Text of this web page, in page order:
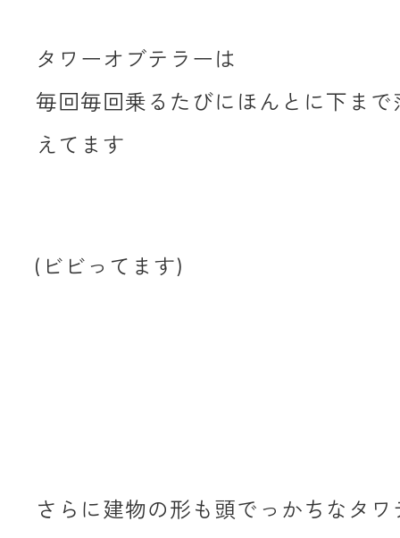
タワーオブテラーは
毎回毎回乗るたびにほんとに下ま
えてます
(ビビってます)
さらに建物の形も頭でっかちなタワ